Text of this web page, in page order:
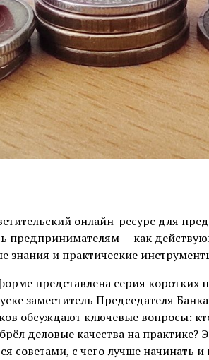
онлайн-ресурс для
предпринимателям — как
знания и практические
представлена серия коротких
заместитель Председателя
обсуждают ключевые вопросы:
деловые качества на практике?
советами, с чего лучше начинать